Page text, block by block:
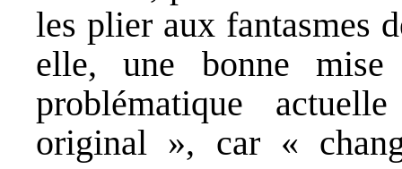
les plier aux fantasmes
elle, une bonne
problématique
original », car «